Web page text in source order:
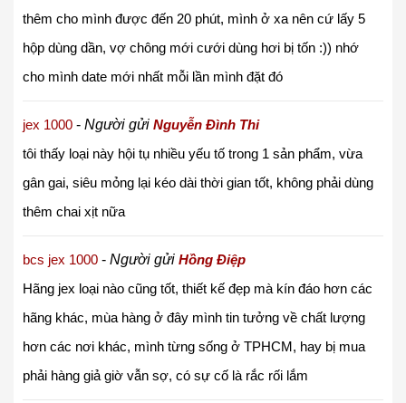
thêm cho mình được đến 20 phút, mình ở xa nên cứ lấy 5
hộp dùng dần, vợ chông mới cưới dùng hơi bị tốn :)) nhớ
cho mình date mới nhất mỗi lần mình đặt đó
jex 1000 - Người gửi Nguyễn Đình Thi
tôi thấy loại này hội tụ nhiều yếu tố trong 1 sản phẩm, vừa
gân gai, siêu mỏng lại kéo dài thời gian tốt, không phải dùng
thêm chai xịt nữa
bcs jex 1000 - Người gửi Hồng Điệp
Hãng jex loại nào cũng tốt, thiết kế đẹp mà kín đáo hơn các
hãng khác, mùa hàng ở đây mình tin tưởng về chất lượng
hơn các nơi khác, mình từng sống ở TPHCM, hay bị mua
phải hàng giả giờ vẫn sợ, có sự cố là rắc rối lắm